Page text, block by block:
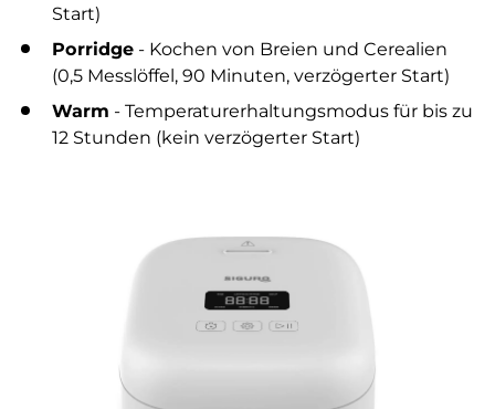
Start)
Porridge - Kochen von Breien und Cerealien
(0,5 Messlöffel, 90 Minuten, verzögerter Start)
Warm - Temperaturerhaltungsmodus für bis zu
12 Stunden (kein verzögerter Start)